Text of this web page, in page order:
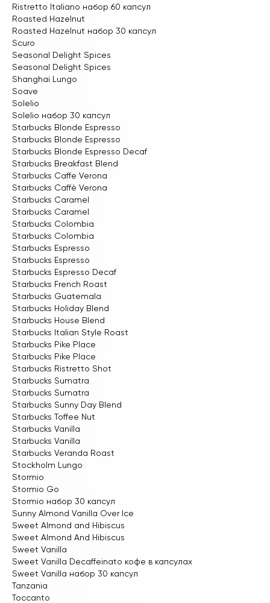
Ristretto Italiano набор 60 капсул
Roasted Hazelnut
Roasted Hazelnut набор 30 капсул
Scuro
Seasonal Delight Spices
Seasonal Delight Spices
Shanghai Lungo
Soave
Solelio
Solelio набор 30 капсул
Starbucks Blonde Espresso
Starbucks Blonde Espresso
Starbucks Blonde Espresso Decaf
Starbucks Breakfast Blend
Starbucks Caffe Verona
Starbucks Caffè Verona
Starbucks Caramel
Starbucks Caramel
Starbucks Colombia
Starbucks Colombia
Starbucks Espresso
Starbucks Espresso
Starbucks Espresso Decaf
Starbucks French Roast
Starbucks Guatemala
Starbucks Holiday Blend
Starbucks House Blend
Starbucks Italian Style Roast
Starbucks Pike Place
Starbucks Pike Place
Starbucks Ristretto Shot
Starbucks Sumatra
Starbucks Sumatra
Starbucks Sunny Day Blend
Starbucks Toffee Nut
Starbucks Vanilla
Starbucks Vanilla
Starbucks Veranda Roast
Stockholm Lungo
Stormio
Stormio Go
Stormio набор 30 капсул
Sunny Almond Vanilla Over Ice
Sweet Almond and Hibiscus
Sweet Almond And Hibiscus
Sweet Vanilla
Sweet Vanilla Decaffeinato кофе в капсулах
Sweet Vanilla набор 30 капсул
Tanzania
Toccanto